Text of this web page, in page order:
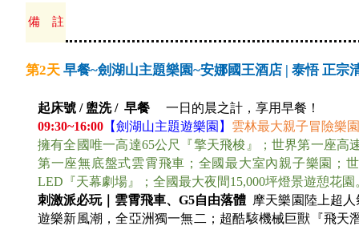
備 註
第2天 早餐~劍湖山主題樂園~安娜國王酒店 | 泰悟 正宗
起床號 / 盥洗 / 早餐 一日的晨之計，享用早餐！
09:30~16:00 【劍湖山主題遊樂園】 雲林最大親子冒險樂園
擁有全國唯一高達65公尺『擎天飛梭』；世界第一座高
第一座無底盤式雲霄飛車；全國最大室內親子樂園；
LED『天幕劇場』；全國最大夜間15,000坪燈景遊憩花園
刺激派必玩｜雲霄飛車、G5自由落體 摩天樂園陸上超
遊樂新風潮，全亞洲獨一無二；超酷駭機械巨獸『飛天